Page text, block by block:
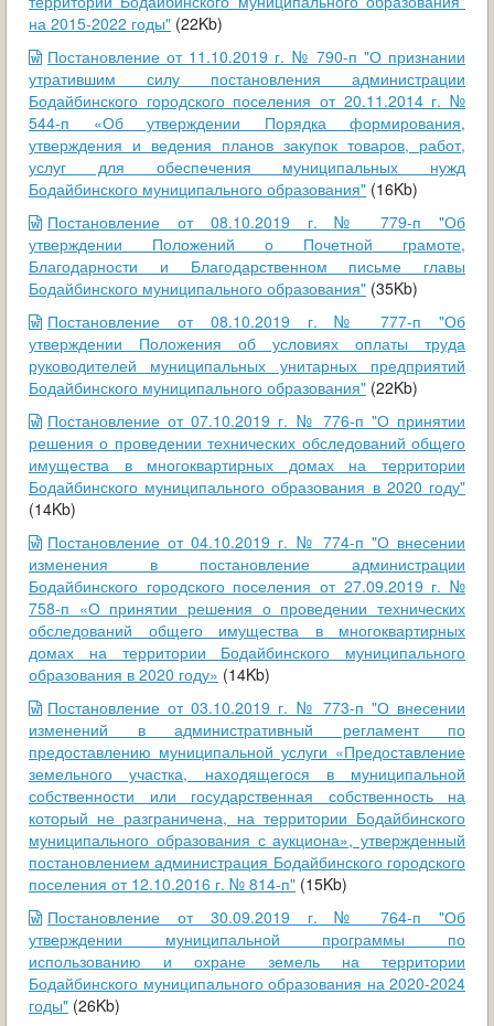
на 2015-2022 годы" (22Kb)
Постановление от 11.10.2019 г. № 790-п "О признании
утратившим силу постановления администрации
Бодайбинского городского поселения от 20.11.2014 г. №
544-п «Об утверждении Порядка формирования,
утверждения и ведения планов закупок товаров, работ,
услуг для обеспечения муниципальных нужд
Бодайбинского муниципального образования" (16Kb)
Постановление от 08.10.2019 г. № 779-п "Об
утверждении Положений о Почетной грамоте,
Благодарности и Благодарственном письме главы
Бодайбинского муниципального образования" (35Kb)
Постановление от 08.10.2019 г. № 777-п "Об
утверждении Положения об условиях оплаты труда
руководителей муниципальных унитарных предприятий
Бодайбинского муниципального образования" (22Kb)
Постановление от 07.10.2019 г. № 776-п "О принятии
решения о проведении технических обследований общего
имущества в многоквартирных домах на территории
Бодайбинского муниципального образования в 2020 году"
(14Kb)
Постановление от 04.10.2019 г. № 774-п "О внесении
изменения в постановление администрации
Бодайбинского городского поселения от 27.09.2019 г. №
758-п «О принятии решения о проведении технических
обследований общего имущества в многоквартирных
домах на территории Бодайбинского муниципального
образования в 2020 году» (14Kb)
Постановление от 03.10.2019 г. № 773-п "О внесении
изменений в административный регламент по
предоставлению муниципальной услуги «Предоставление
земельного участка, находящегося в муниципальной
собственности или государственная собственность на
который не разграничена, на территории Бодайбинского
муниципального образования с аукциона», утвержденный
постановлением администрация Бодайбинского городского
поселения от 12.10.2016 г. № 814-п" (15Kb)
Постановление от 30.09.2019 г. № 764-п "Об
утверждении муниципальной программы по
использованию и охране земель на территории
Бодайбинского муниципального образования на 2020-2024
годы" (26Kb)